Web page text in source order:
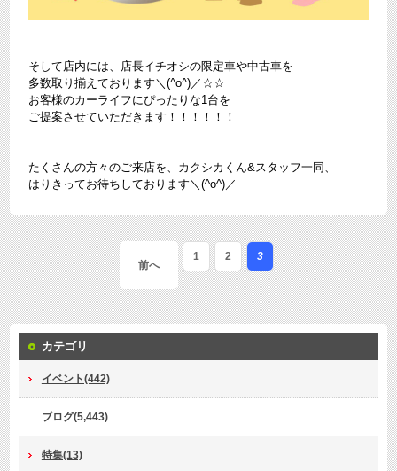
そして店内には、店長イチオシの限定車や中古車を
多数取り揃えております＼(^o^)／☆☆
お客様のカーライフにぴったりな1台を
ご提案させていただきます！！！！！！
たくさんの方々のご来店を、カクシカくん&スタッフ一同、
はりきってお待ちしております＼(^o^)／
前へ
1 2 3
カテゴリ
イベント(442)
ブログ(5,443)
特集(13)